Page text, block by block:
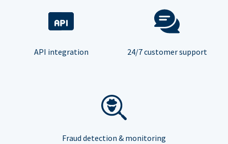
API integration 24/7 customer support
Fraud detection & monitoring